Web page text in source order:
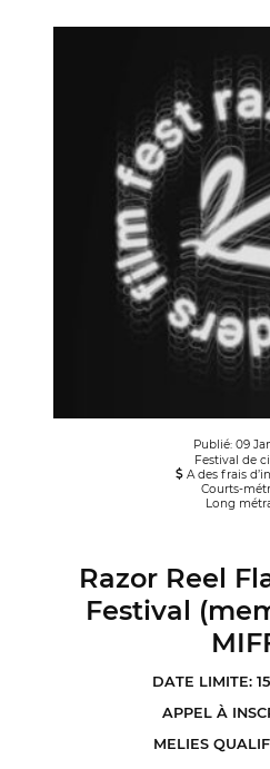
Publié: 09
Festival de
A des frais
Courts-
Long
Razor Reel
Festival
DATE LIMITE:
APPEL À
MELIES